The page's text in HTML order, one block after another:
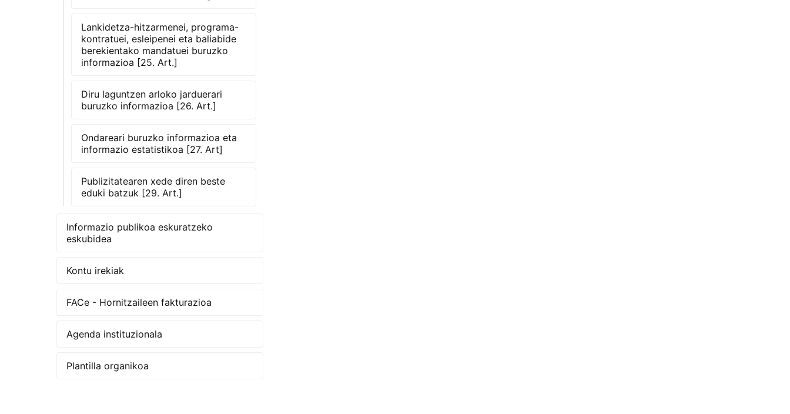
Lankidetza-hitzarmenei, programa-
kontratuei, esleipenei eta baliabide
berekientako mandatuei buruzko
informazioa [25. Art.]
Diru laguntzen arloko jarduerari
buruzko informazioa [26. Art.]
Ondareari buruzko informazioa eta
informazio estatistikoa [27. Art]
Publizitatearen xede diren beste
eduki batzuk [29. Art.]
Informazio publikoa eskuratzeko
eskubidea
Kontu irekiak
FACe - Hornitzaileen fakturazioa
Agenda instituzionala
Plantilla organikoa